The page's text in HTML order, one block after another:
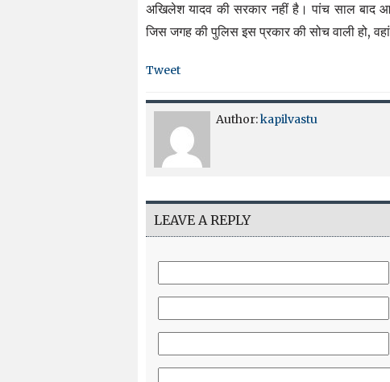
अखिलेश यादव की सरकार नहीं है। पांच साल बाद
जिस जगह की पुलिस इस प्रकार की सोच वाली हो,
Tweet
Author:kapilvastu
LEAVE A REPLY